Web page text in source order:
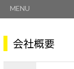
ノートPC
タブレットPC
MENU
会社概要